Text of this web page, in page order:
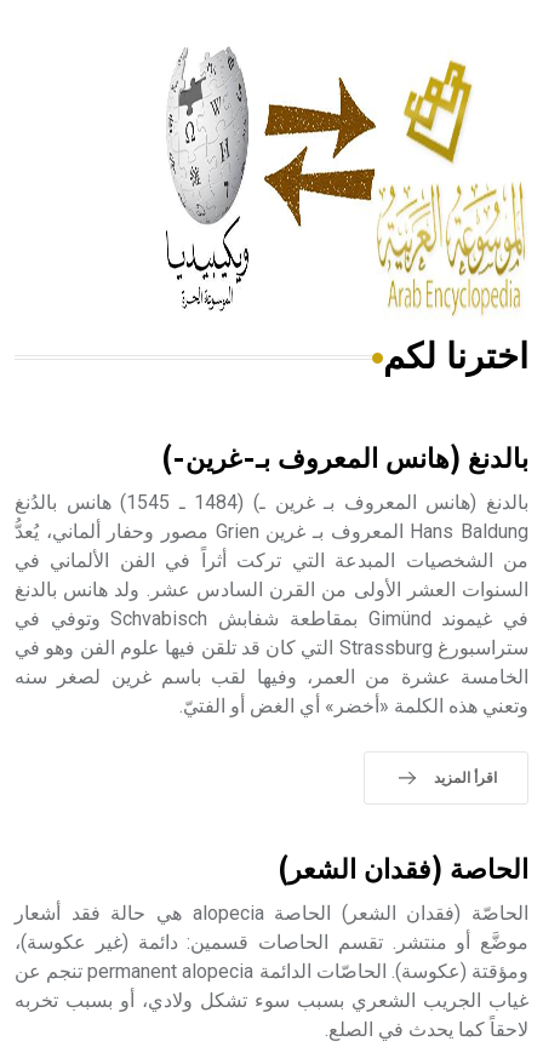
الحكم، الأدلة، تنظيم التغذية، ورسالته في جروح الرأس. ويعود
له الفضل بأنه حرر الطب من الدين والفلسفة.
- هل تعلم أن المرجان إفراز حيواني يتكون في البحر ويتركب
من مادة كربونات الكلسيوم، وهو أحمر أو شديد الحمرة وهو
أجود أنواعه، ويمتاز بكبر الحجم ويسمى الش
هل تعلم أن الأبسيد كلمة فرنسية اللفظ تم اعتمادها مصطلحاً
- هل تعلم أن أبجر Abgar اسم معروف جيداً يعود إلى عدد من
الملوك الذين حكموا مدينة إديسا (الرها) من أبجر الأول وحتى
التاسع، وهم ينتسبون إلى أسرة أوسروين
sign تكتب منفصلة غير متصلة، وتعتمد المبدأ الأكوروفوني،
اخترنا لكم
بالدنغ (هانس المعروف بـ-غرين-)
بالدنغ (هانس المعروف بـ غرين ـ) (1484 ـ 1545) هانس بالدُنغ
Hans Baldung المعروف بـ غرين Grien مصور وحفار ألماني، يُعدُّ
من الشخصيات المبدعة التي تركت أثراً في الفن الألماني في
السنوات العشر الأولى من القرن السادس عشر. ولد هانس بالدنغ
في غيموند Gimünd بمقاطعة شفابش Schvabisch وتوفي في
ستراسبورغ Strassburg التي كان قد تلقن فيها علوم الفن وهو في
الخامسة عشرة من العمر، وفيها لقب باسم غرين لصغر سنه
وتعني هذه الكلمة «أخضر» أي الغض أو الفتيّ.
اقرأ المزيد
الحاصة (فقدان الشعر)
الحاصّة (فقدان الشعر) الحاصة alopecia هي حالة فقد أشعار
موضَّع أو منتشر. تقسم الحاصات قسمين: دائمة (غير عكوسة)،
ومؤقتة (عكوسة). الحاصّات الدائمة permanent alopecia تنجم عن
غياب الجريب الشعري بسبب سوء تشكل ولادي، أو بسبب تخربه
لاحقاً كما يحدث في الصلع.